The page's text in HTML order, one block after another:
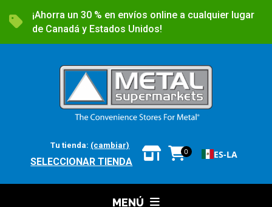
¡Ahorra un 30 % en envíos online a cualquier lugar
de Canadá y Estados Unidos!
Tu tienda: (cambiar)
SELECCIONAR TIENDA
0 ES-LA
MENÚ